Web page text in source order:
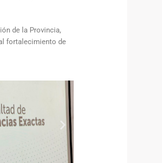
de la Provincia,
fortalecimiento de